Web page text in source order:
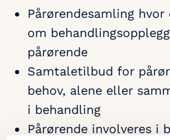
Pårørendesamling
om
pårørende
Samtaletilbud for
behov, alene eller
i behandling
Pårørende involveres i